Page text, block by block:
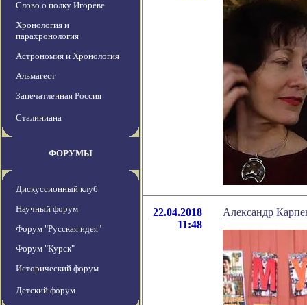
Слово о полку Игореве
Хронология и
парахронология
Астрономия и Хронология
Альмагест
Запечатленная Россия
Сталиниана
ФОРУМЫ
Дискуссионный клуб
Научный форум
Форум "Русская идея"
Форум "Курск"
Исторический форум
Детский форум
22.04.2018
11:48
Александр